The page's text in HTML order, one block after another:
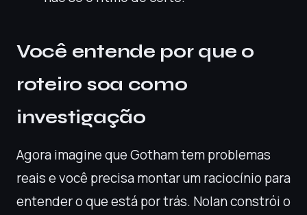
Você entende por que o
roteiro soa como
investigação
Agora imagine que Gotham tem problemas
reais e você precisa montar um raciocínio para
entender o que está por trás. Nolan constrói o